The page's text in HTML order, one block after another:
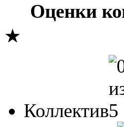
Оценки
★
Коллектив